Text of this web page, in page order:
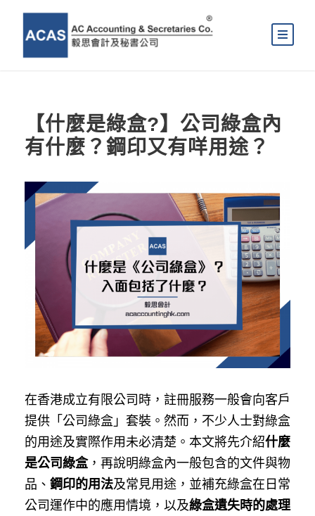
【什麼是綠盒?】公司綠盒內
有什麼？鋼印又有咩用途？
在香港成立有限公司時，註冊服務一般會向客戶
提供「公司綠盒」套裝。然而，不少人士對綠盒
的用途及實際作用未必清楚。本文將先介紹什麼
是公司綠盒，再說明綠盒內一般包含的文件與物
品、 鋼印的用法及常見用途，並補充綠盒在日常
公司運作中的應用情境，以及綠盒遺失時的處理